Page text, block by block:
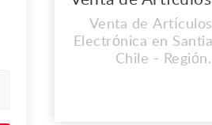
Venta de
Electrónica en
Chile - Región